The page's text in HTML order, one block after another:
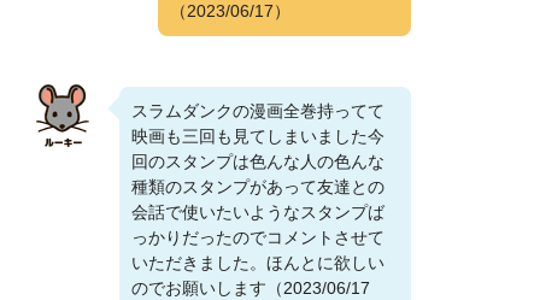
（2023/06/17）
スラムダンクの漫画全巻持ってて
映画も三回も見てしまいました今
回のスタンプは色んな人の色んな
種類のスタンプがあって友達との
会話で使いたいようなスタンプば
っかりだったのでコメントさせて
いただきました。ほんとに欲しい
のでお願いします（2023/06/17